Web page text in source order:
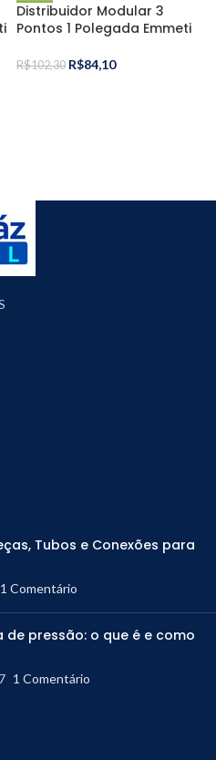
Distribuidor Modular 3
Pontos 1 Polegada Emmeti
R$102,30 R$84,10
Tubos e Conexões para
1 Comentário
pressão: o que é e como
1 Comentário